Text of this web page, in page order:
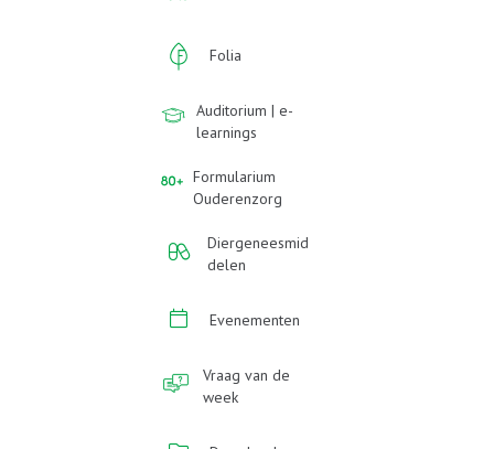
Folia
Auditorium | e-
learnings
Formularium
Ouderenzorg
Diergeneesmid
delen
Evenementen
Vraag van de
week